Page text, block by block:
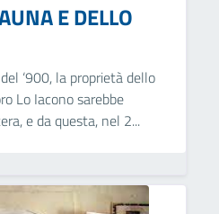
E DELLO
‘900, la proprietà dello
Lo Iacono sarebbe
e da questa, nel 2...